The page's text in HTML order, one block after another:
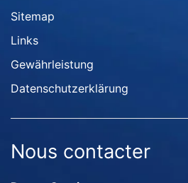
Sitemap
Links
Gewährleistung
Datenschutzerklärung
Nous contacter